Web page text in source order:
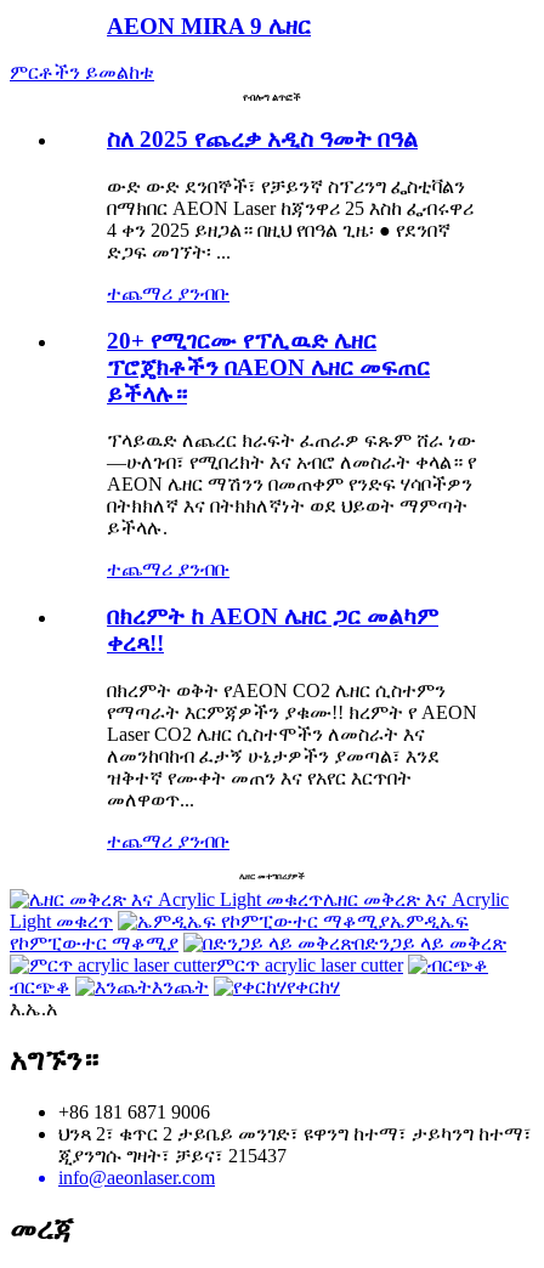
AEON MIRA 9 ሌዘር
ምርቶችን ይመልከቱ
የብሎግ ልጥፎች
ስለ 2025 የጨረቃ አዲስ ዓመት በዓል
ውድ ውድ ደንበኞች፣ የቻይንኛ ስፕሪንግ ፌስቲቫልን
በማክበር AEON Laser ከጃንዋሪ 25 እስከ ፌብሩዋሪ
4 ቀን 2025 ይዘጋል። በዚህ የበዓል ጊዜ፡ ● የደንበኛ
ድጋፍ መገኘት፡ ...
ተጨማሪ ያንብቡ
20+ የሚገርሙ የፕሊዉድ ሌዘር
ፕሮጄክቶችን በAEON ሌዘር መፍጠር
ይችላሉ።
ፕላይዉድ ለጨረር ክራፍት ፈጠራዎ ፍጹም ሸራ ነው
—ሁለገብ፣ የሚበረክት እና አብሮ ለመስራት ቀላል። የ
AEON ሌዘር ማሽንን በመጠቀም የንድፍ ሃሳቦችዎን
በትክክለኛ እና በትክክለኛነት ወደ ህይወት ማምጣት
ይችላሉ.
ተጨማሪ ያንብቡ
በክረምት ከ AEON ሌዘር ጋር መልካም
ቀረጻ!!
በክረምት ወቅት የAEON CO2 ሌዘር ሲስተምን
የማጣራት እርምጃዎችን ያቁሙ!! ክረምት የ AEON
Laser CO2 ሌዘር ሲስተሞችን ለመስራት እና
ለመንከባከብ ፈታኝ ሁኔታዎችን ያመጣል፣ እንደ
ዝቅተኛ የሙቀት መጠን እና የአየር እርጥበት
መለዋወጥ...
ተጨማሪ ያንብቡ
ሌዘር መተግበሪያዎች
ሌዘር መቅረጽ እና Acrylic
Light መቁረጥ
ኤምዲኤፍ
የኮምፒውተር ማቆሚያ
በድንጋይ ላይ መቅረጽ
ምርጥ acrylic laser cutter
ብርጭቆ
እንጨት
የቀርከሃ
እ.ኤ.አ
አግኙን።
+86 181 6871 9006
ህንጻ 2፣ ቁጥር 2 ታይቤይ መንገድ፣ ዩዋንግ ከተማ፣ ታይካንግ ከተማ፣
ጂያንግሱ ግዛት፣ ቻይና፣ 215437
info@aeonlaser.com
መረጃ